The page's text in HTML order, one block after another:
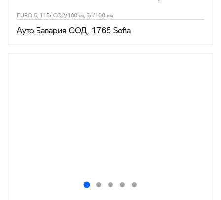
EURO 5, 115г CO2/100км, 5л/100 км
Ауто Бавария ООД, 1765 Sofia